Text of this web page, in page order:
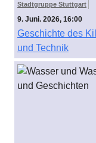
Stadtgruppe Stuttgart
9. Juni. 2026, 16:00
Geschichte des
und Technik